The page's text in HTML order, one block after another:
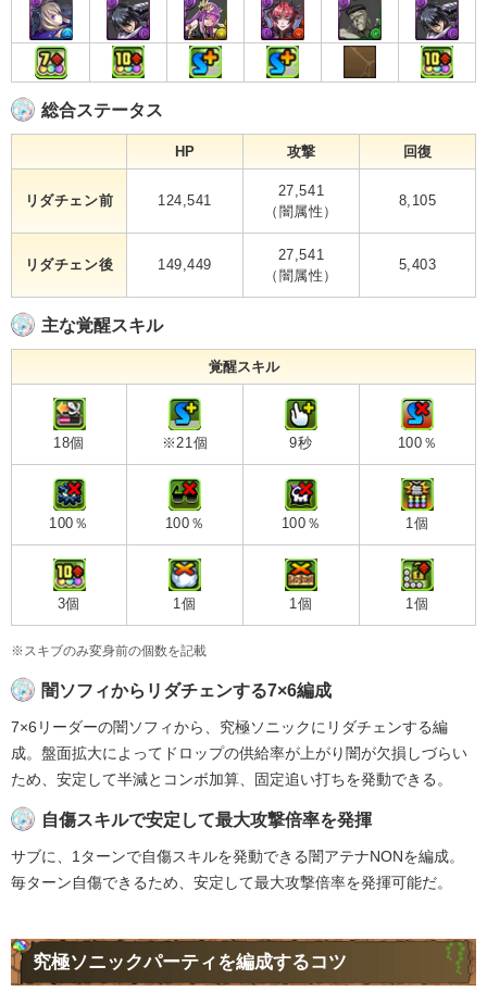
総合ステータス
HP 攻撃 回復
リダチェン前 124,541
27,541
（闇属性）
8,105
リダチェン後 149,449
27,541
（闇属性）
5,403
主な覚醒スキル
覚醒スキル
18個 ※21個 9秒 100％
100％ 100％ 100％ 1個
3個 1個 1個 1個
※スキブのみ変身前の個数を記載
闇ソフィからリダチェンする7×6編成
7×6リーダーの闇ソフィから、究極ソニックにリダチェンする編
成。盤面拡大によってドロップの供給率が上がり闇が欠損しづらい
ため、安定して半減とコンボ加算、固定追い打ちを発動できる。
自傷スキルで安定して最大攻撃倍率を発揮
サブに、1ターンで自傷スキルを発動できる闇アテナNONを編成。
毎ターン自傷できるため、安定して最大攻撃倍率を発揮可能だ。
究極ソニックパーティを編成するコツ